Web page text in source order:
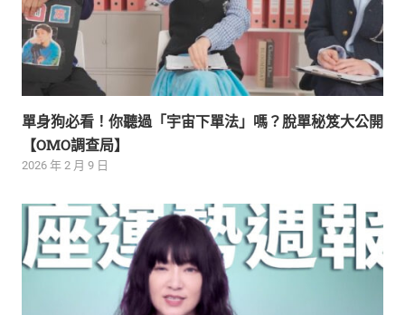
單身狗必看！你聽過「宇宙下單法」嗎？脫單秘笈大公開
【OMO調查局】
2026 年 2 月 9 日